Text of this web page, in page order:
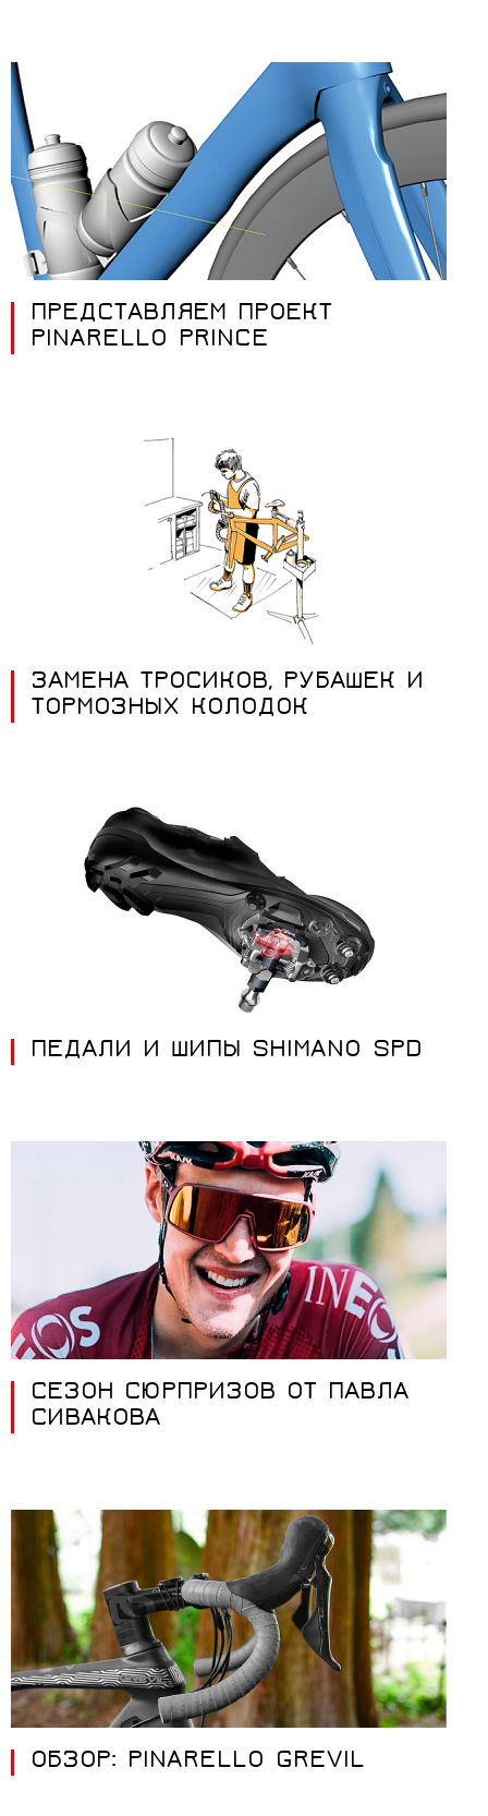
ПРЕДСТАВЛЯЕМ ПРОЕКТ
PINARELLO PRINCE
ЗАМЕНА ТРОСИКОВ, РУБАШЕК И
ТОРМОЗНЫХ КОЛОДОК
ПЕДАЛИ И ШИПЫ SHIMANO SPD
СЕЗОН СЮРПРИЗОВ ОТ ПАВЛА
СИВАКОВА
ОБЗОР: PINARELLO GREVIL